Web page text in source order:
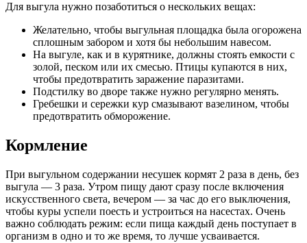
Для выгула нужно позаботиться о нескольких вещах:
Желательно, чтобы выгульная площадка была огорожена
сплошным забором и хотя бы небольшим навесом.
На выгуле, как и в курятнике, должны стоять емкости с
золой, песком или их смесью. Птицы купаются в них,
чтобы предотвратить заражение паразитами.
Подстилку во дворе также нужно регулярно менять.
Гребешки и сережки кур смазывают вазелином, чтобы
предотвратить обморожение.
Кормление
При выгульном содержании несушек кормят 2 раза в день, без
выгула ― 3 раза. Утром пищу дают сразу после включения
искусственного света, вечером ― за час до его выключения,
чтобы куры успели поесть и устроиться на насестах. Очень
важно соблюдать режим: если пища каждый день поступает в
организм в одно и то же время, то лучше усваивается.